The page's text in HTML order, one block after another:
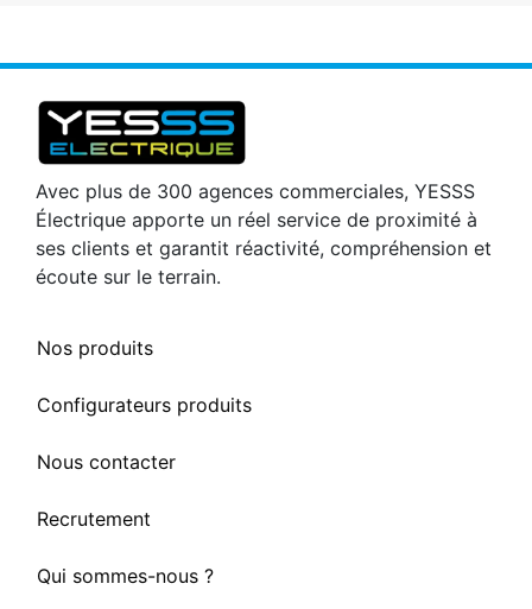
Avec plus de 300 agences commerciales, YESSS
Électrique apporte un réel service de proximité à
ses clients et garantit réactivité, compréhension et
écoute sur le terrain.
Nos produits
Configurateurs produits
Nous contacter
Recrutement
Qui sommes-nous ?